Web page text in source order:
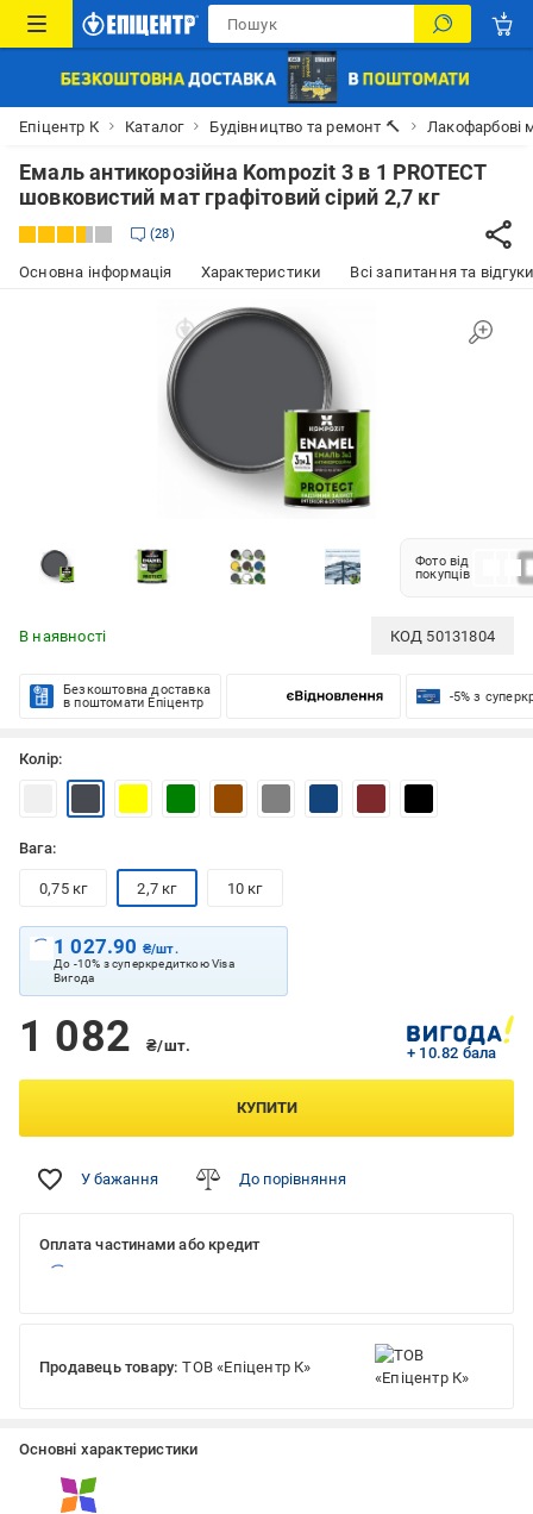
Епіцентр К Каталог Будівництво та ремонт 🔨 Лакофарбові
Емаль антикорозійна Kompozit 3 в 1 PROTECT
шовковистий мат графітовий сірий 2,7 кг
28
Основна інформація Характеристики Всі запитання та
Фото від
покупців
В наявності КОД 50131804
Безкоштовна доставка
в поштомати Епіцентр
-5% з
Колір:
Вага:
0,75 кг 2,7 кг 10 кг
1 027.90 ₴/шт.
До -10% з суперкредиткою Visa
Вигода
1 082 ₴/шт. + 10.82 бала
КУПИТИ
У бажання До порівняння
Оплата частинами або кредит
Продавець товару: ТОВ «Епіцентр К»
Основні характеристики